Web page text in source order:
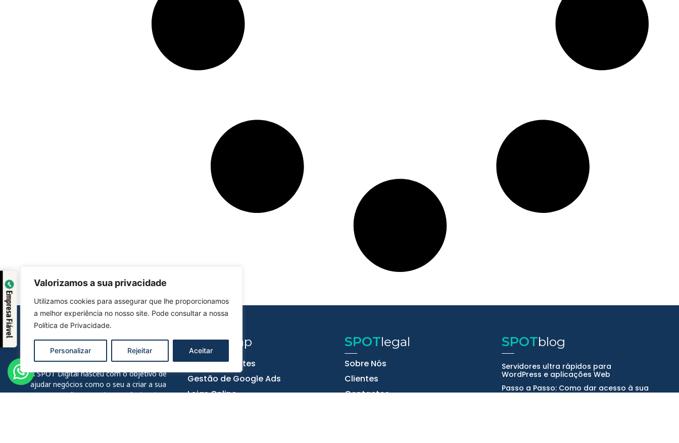
Valorizamos a sua privacidade
Utilizamos cookies para assegurar que lhe proporcionamos
a melhor experiência no nosso site. Pode consultar a nossa
Política de Privacidade.
Personalizar Rejeitar Aceitar
A SPOT Digital nasceu com o objetivo de
ajudar negócios como o seu a criar a sua
presença online com sites profissionais e a
SPOTmap
Criação de Sites
Gestão de Google Ads
Lojas Online
SPOTlegal
Sobre Nós
Clientes
Contactos
SPOTblog
Servidores ultra rápidos para
WordPress e aplicações Web
Passo a Passo: Como dar acesso à sua
agência no Facebook e Instagram?
Empresa Fiável